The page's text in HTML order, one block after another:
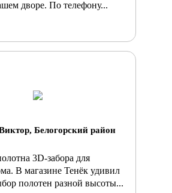
дворе. По телефону...
Белогорский район
3D-забора для
В магазине Тенёк удивил
полотен разной высоты...